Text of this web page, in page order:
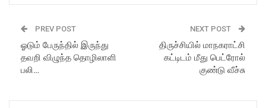
PREV POST
ஓடும் பேருந்தில் இருந்து
தவறி விழுந்த தொழிலாளி
பலி…
NEXT POST
திருச்சியில் மாநகராட்சி
கட்டிடம் மீது பெட்ரோல்
குண்டு வீச்சு